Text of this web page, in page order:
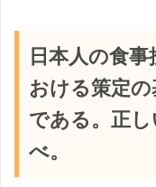
日本人の食
おける策定
である。正
べ。